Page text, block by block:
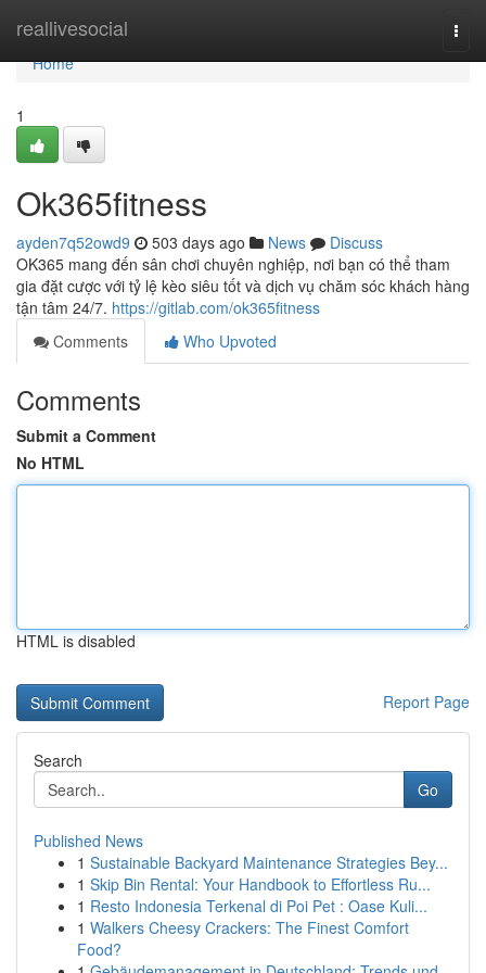
reallivesocial
Home
Home
1
Ok365fitness
ayden7q52owd9 503 days ago News
Discuss
OK365 mang đến sân chơi chuyên nghiệp, nơi bạn có thể tham
gia đặt cược với tỷ lệ kèo siêu tốt và dịch vụ chăm sóc khách hàng
tận tâm 24/7. https://gitlab.com/ok365fitness
Comments
Who Upvoted
Comments
Submit a Comment
No HTML
HTML is disabled
Report Page
Search
Go
Published News
1 Sustainable Backyard Maintenance Strategies Bey...
1 Skip Bin Rental: Your Handbook to Effortless Ru...
1 Resto Indonesia Terkenal di Poi Pet : Oase Kuli...
1 Walkers Cheesy Crackers: The Finest Comfort
Food?